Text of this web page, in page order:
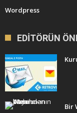
Wordpress
EDITÖRÜN
Bir